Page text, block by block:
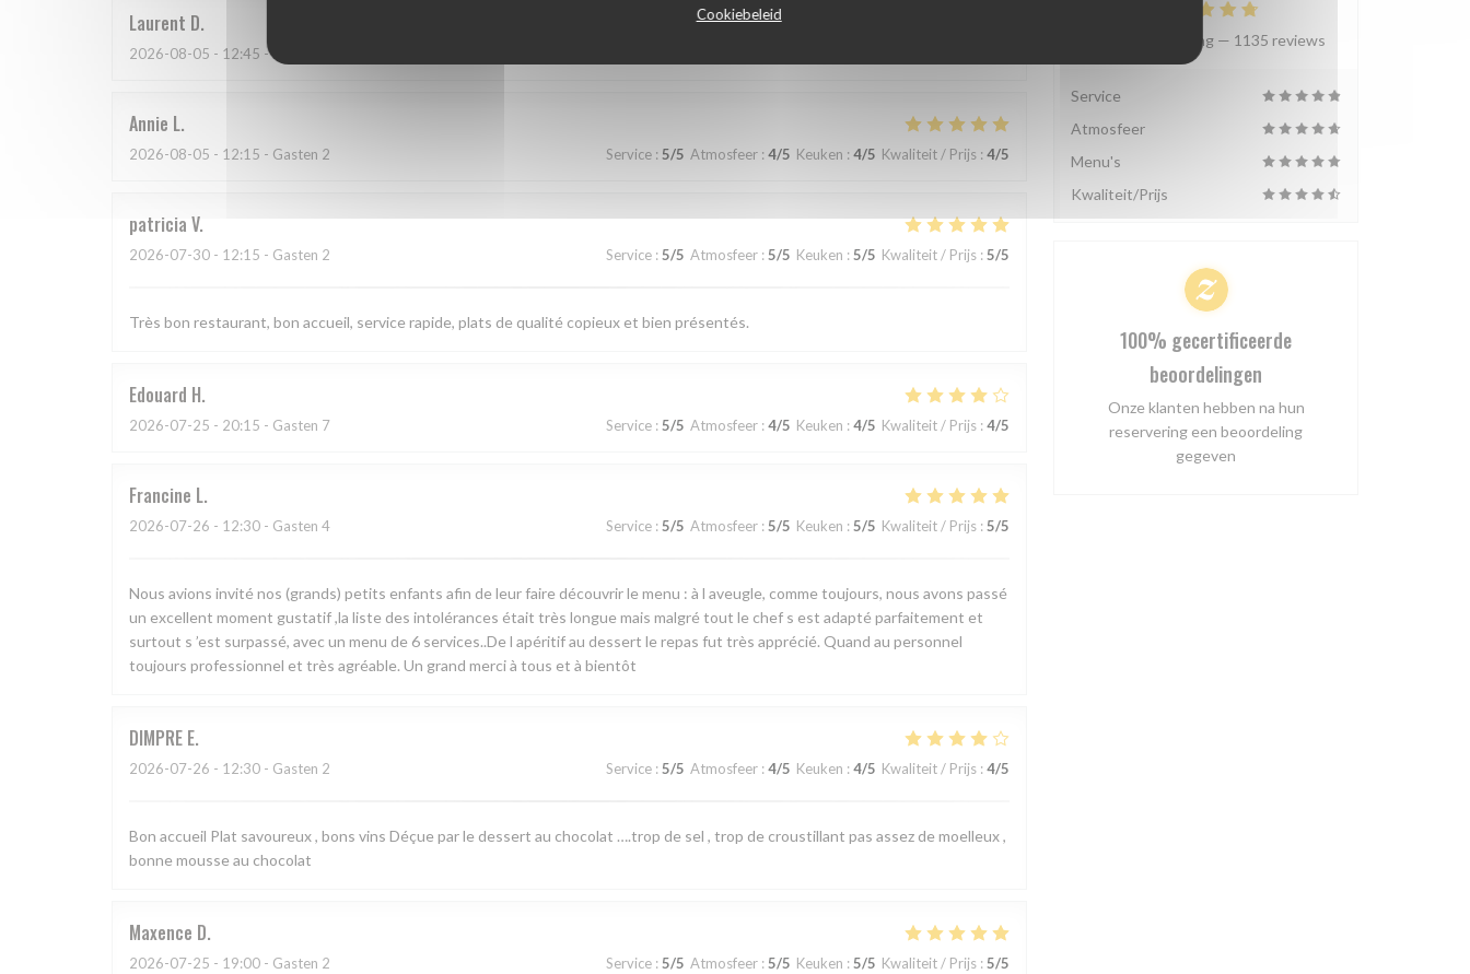
Cookiebeleid
Laurent D
2026-08-05 - 12:45 - Gasten 2
Annie L
2026-08-05 - 12:15 - Gasten 2 Service : 5/5 Atmosfeer : 4/5 Keuken : 4/5 Kwaliteit / Prijs : 4/5
patricia V
2026-07-30 - 12:15 - Gasten 2 Service : 5/5 Atmosfeer : 5/5 Keuken : 5/5 Kwaliteit / Prijs : 5/5
Très bon restaurant, bon accueil, service rapide, plats de qualité copieux et bien présentés.
Edouard H
2026-07-25 - 20:15 - Gasten 7 Service : 5/5 Atmosfeer : 4/5 Keuken : 4/5 Kwaliteit / Prijs : 4/5
Francine L
2026-07-26 - 12:30 - Gasten 4 Service : 5/5 Atmosfeer : 5/5 Keuken : 5/5 Kwaliteit / Prijs : 5/5
Nous avions invité nos (grands) petits enfants afin de leur faire découvrir le menu : à l aveugle, comme toujours, nous avons passé
un excellent moment gustatif ,la liste des intolérances était très longue mais malgré tout le chef s est adapté parfaitement et
surtout s ’est surpassé, avec un menu de 6 services..De l apéritif au dessert le repas fut très apprécié. Quand au personnel
toujours professionnel et très agréable. Un grand merci à tous et à bientôt
DIMPRE E
2026-07-26 - 12:30 - Gasten 2 Service : 5/5 Atmosfeer : 4/5 Keuken : 4/5 Kwaliteit / Prijs : 4/5
Bon accueil Plat savoureux , bons vins Déçue par le dessert au chocolat ….trop de sel , trop de croustillant pas assez de moelleux ,
bonne mousse au chocolat
Maxence D
2026-07-25 - 19:00 - Gasten 2 Service : 5/5 Atmosfeer : 5/5 Keuken : 5/5 Kwaliteit / Prijs : 5/5
Gemiddelde rating — 1135 reviews
Service
Atmosfeer
Menu's
Kwaliteit/Prijs
100% gecertificeerde
beoordelingen
Onze klanten hebben na hun
reservering een beoordeling
gegeven